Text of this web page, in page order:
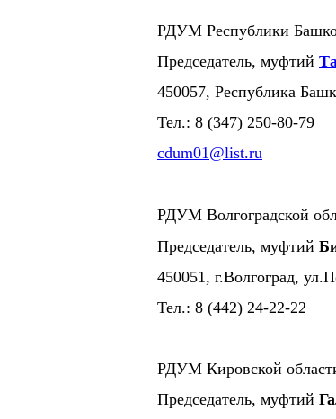
РДУМ Республики
Председатель, муфтий
450057, Республика
Тел.: 8 (347) 250-80-79
cdum01@list.ru
РДУМ Волгоградской
Председатель, муфтий
450051, г.Волгоград,
Тел.: 8 (442) 24-22-22
РДУМ Кировской
Председатель, муфтий